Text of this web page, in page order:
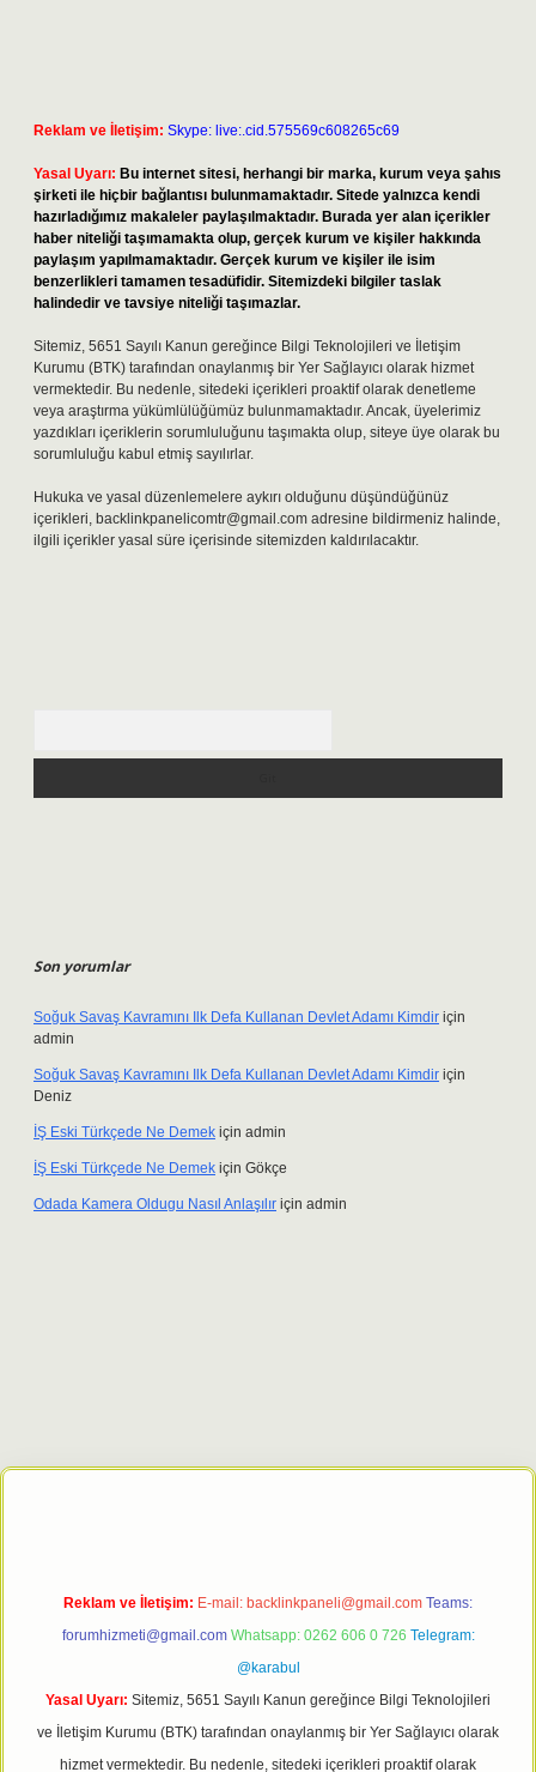
Reklam ve İletişim: Skype: live:.cid.575569c608265c69
Yasal Uyarı: Bu internet sitesi, herhangi bir marka, kurum veya şahıs
şirketi ile hiçbir bağlantısı bulunmamaktadır. Sitede yalnızca kendi
hazırladığımız makaleler paylaşılmaktadır. Burada yer alan içerikler
haber niteliği taşımamakta olup, gerçek kurum ve kişiler hakkında
paylaşım yapılmamaktadır. Gerçek kurum ve kişiler ile isim
benzerlikleri tamamen tesadüfidir. Sitemizdeki bilgiler taslak
halindedir ve tavsiye niteliği taşımazlar.
Sitemiz, 5651 Sayılı Kanun gereğince Bilgi Teknolojileri ve İletişim
Kurumu (BTK) tarafından onaylanmış bir Yer Sağlayıcı olarak hizmet
vermektedir. Bu nedenle, sitedeki içerikleri proaktif olarak denetleme
veya araştırma yükümlülüğümüz bulunmamaktadır. Ancak, üyelerimiz
yazdıkları içeriklerin sorumluluğunu taşımakta olup, siteye üye olarak bu
sorumluluğu kabul etmiş sayılırlar.
Hukuka ve yasal düzenlemelere aykırı olduğunu düşündüğünüz
içerikleri, backlinkpanelicomtr@gmail.com adresine bildirmeniz halinde,
ilgili içerikler yasal süre içerisinde sitemizden kaldırılacaktır.
Son yorumlar
Soğuk Savaş Kavramını Ilk Defa Kullanan Devlet Adamı Kimdir için
admin
Soğuk Savaş Kavramını Ilk Defa Kullanan Devlet Adamı Kimdir için
Deniz
İŞ Eski Türkçede Ne Demek için admin
İŞ Eski Türkçede Ne Demek için Gökçe
Odada Kamera Oldugu Nasıl Anlaşılır için admin
Reklam ve İletişim: E-mail: backlinkpaneli@gmail.com Teams:
forumhizmeti@gmail.com Whatsapp: 0262 606 0 726 Telegram:
@karabul
Yasal Uyarı: Sitemiz, 5651 Sayılı Kanun gereğince Bilgi Teknolojileri
ve İletişim Kurumu (BTK) tarafından onaylanmış bir Yer Sağlayıcı olarak
hizmet vermektedir. Bu nedenle, sitedeki içerikleri proaktif olarak